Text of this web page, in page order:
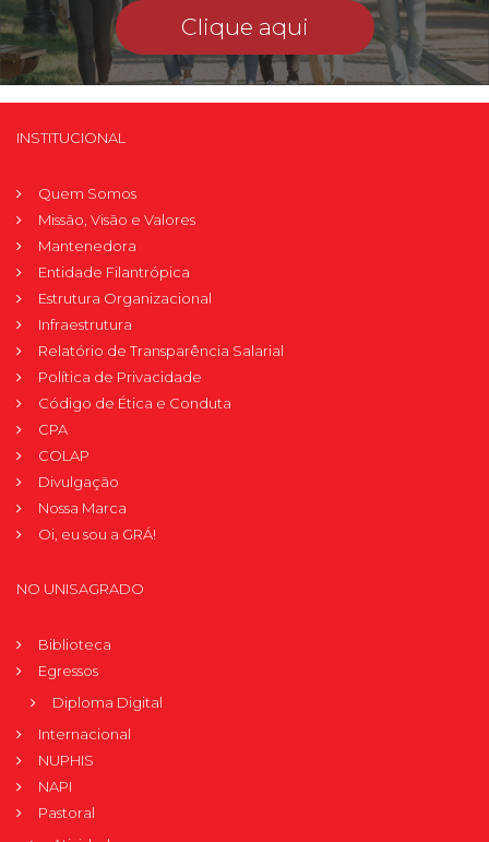
Clique aqui
INSTITUCIONAL
Quem Somos
Missão, Visão e Valores
Mantenedora
Entidade Filantrópica
Estrutura Organizacional
Infraestrutura
Relatório de Transparência Salarial
Política de Privacidade
Código de Ética e Conduta
CPA
COLAP
Divulgação
Nossa Marca
Oi, eu sou a GRÁ!
NO UNISAGRADO
Biblioteca
Egressos
Diploma Digital
Internacional
NUPHIS
NAPI
Pastoral